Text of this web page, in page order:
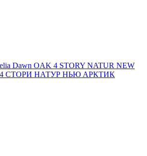
Dawn OAK 4 STORY NATUR NEW
4 СТОРИ НАТУР НЬЮ АРКТИК